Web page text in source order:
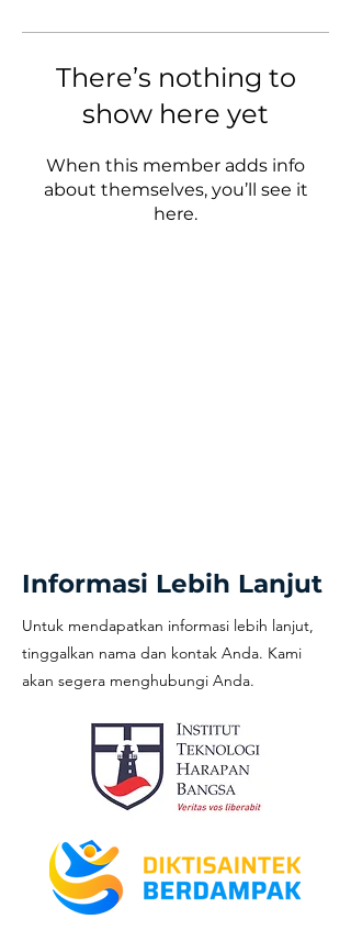
There’s nothing to
show here yet
When this member adds info
about themselves, you’ll see it
here.
Informasi Lebih Lanjut
Untuk mendapatkan informasi lebih lanjut,
tinggalkan nama dan kontak Anda. Kami
akan segera menghubungi Anda.